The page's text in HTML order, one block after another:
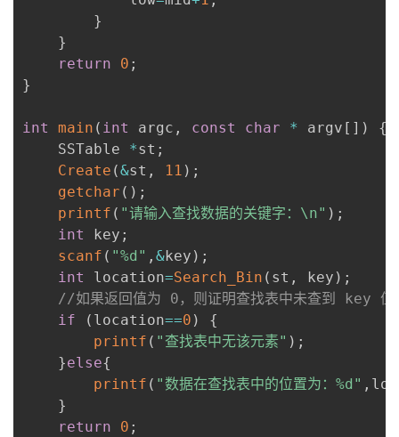
}
}
return
0 ;
}
int main ( int argc , const char * argv [ ] )
{
    SSTable
*st ;
Create (&st , 11 ) ;
getchar ( ) ;
printf ( "请输入查找数据的关键字：\n" ) ;
int
key ;
scanf ( "%d" , &key ) ;
int
location=Search_Bin ( st , key ) ;
//如果返回值为 0，则证明查找表中未查到 key 值
if
( location==0 )
{
printf ( "查找表中无该元素" ) ;
}else{
printf ( "数据在查找表中的位置为：%d" ,
}
return
0 ;